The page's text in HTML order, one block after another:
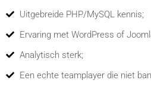
Uitgebreide PHP/MySQL kennis;
Ervaring met WordPress of
Analytisch sterk;
Een echte teamplayer die niet